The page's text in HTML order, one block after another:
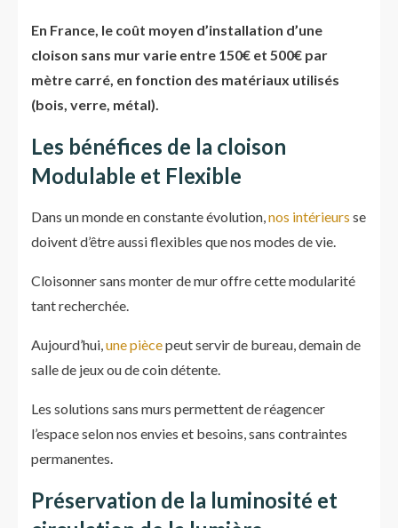
En France, le coût moyen d’installation d’une
cloison sans mur varie entre 150€ et 500€ par
mètre carré, en fonction des matériaux utilisés
(bois, verre, métal).
Les bénéfices de la cloison
Modulable et Flexible
Dans un monde en constante évolution,nos intérieurs se
doivent d’être aussi flexibles que nos modes de vie.
Cloisonner sans monter de mur offre cette modularité
tant recherchée.
Aujourd’hui,une piècepeut servir de bureau, demain de
salle de jeux ou de coin détente.
Les solutions sans murs permettent de réagencer
l’espace selon nos envies et besoins, sans contraintes
permanentes.
Préservation de la luminosité et